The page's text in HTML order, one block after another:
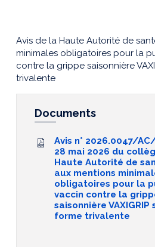
Avis de la Haute Autorité de
minimales obligatoires pour la
contre la grippe saisonnière
trivalente
Documents
Avis n° 2026.0047/
28 mai 2026 du
Haute Autorité de
aux mentions
obligatoires pour la
vaccin contre la
saisonnière VAXIGRIP
forme trivalente